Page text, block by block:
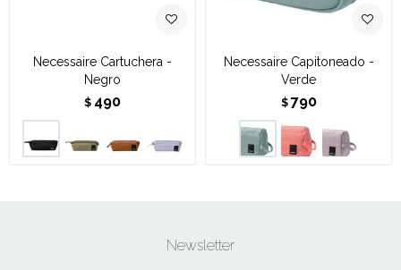
Necessaire Cartuchera -
Negro
$ 490
Necessaire Capitoneado -
Verde
$ 790
Newsletter